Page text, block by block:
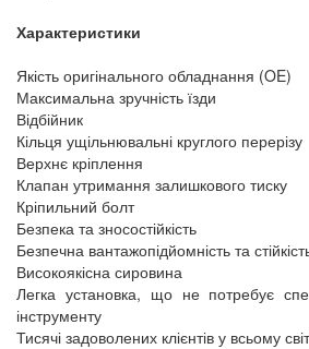
Характеристики
Якість оригінального обладнання (OE)
Максимальна зручність їзди
Відбійник
Кільця ущільнювальні круглого перерізу
Верхнє кріплення
Клапан утримання залишкового тиску
Кріпильний болт
Безпека та зносостійкість
Безпечна вантажопідйомність та
Високоякісна сировина
Легка установка, що не потребує
інструменту
Тисячі задоволених клієнтів у всьому